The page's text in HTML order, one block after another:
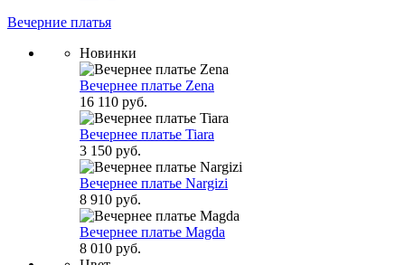
Вечерние платья
Новинки
Вечернее платье Zena
16 110 руб.
Вечернее платье Tiara
3 150 руб.
Вечернее платье Nargizi
8 910 руб.
Вечернее платье Magda
8 010 руб.